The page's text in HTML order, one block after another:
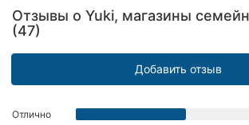
Кривой
Рог
Отзывы о Yuki, магазины
(47)
Добавить отзыв
Отлично